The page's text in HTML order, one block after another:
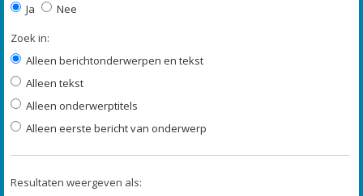
Ja
Nee
Zoek in:
Alleen berichtonderwerpen en tekst
Alleen tekst
Alleen onderwerptitels
Alleen eerste bericht van onderwerp
Resultaten weergeven als: